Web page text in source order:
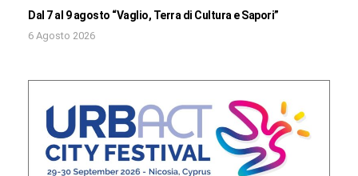
Dal 7 al 9 agosto “Vaglio, Terra di Cultura e Sapori”
6 Agosto 2026